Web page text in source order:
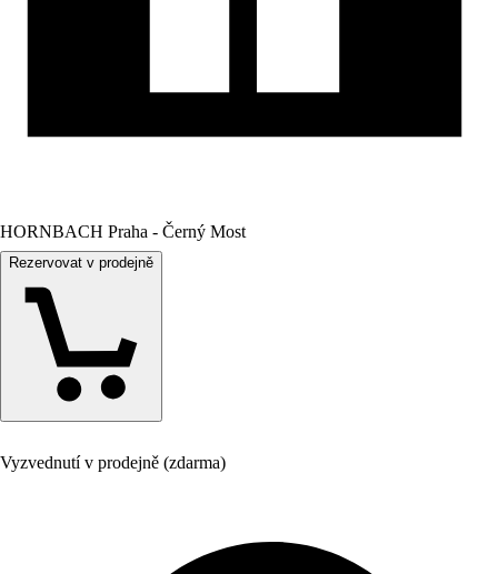
HORNBACH Praha - Černý Most
Rezervovat v prodejně
Vyzvednutí v prodejně (zdarma)